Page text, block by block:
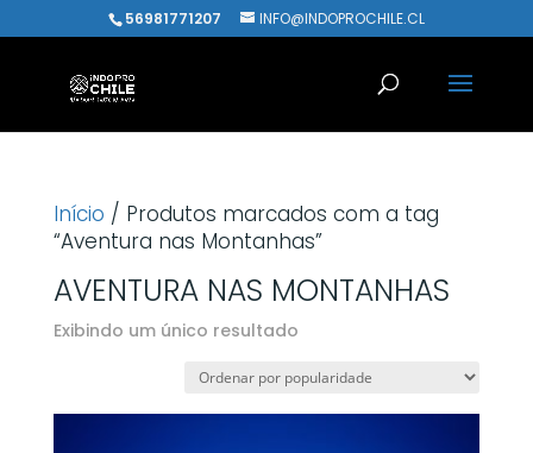
56981771207 INFO@INDOPROCHILE.CL
Início / Produtos marcados com a tag
“Aventura nas Montanhas”
AVENTURA NAS MONTANHAS
Exibindo um único resultado